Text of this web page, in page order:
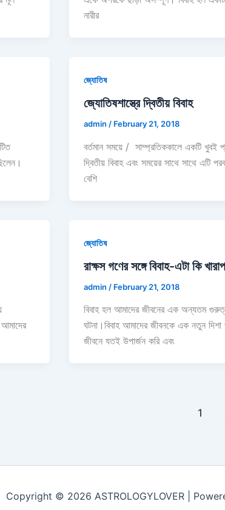
নারীর
জ্যোতিষ
জ্যোতিষশাস্ত্রে দ্বিতীয় বিবাহ
admin / February 21, 2018
বর্তমান সময়ে / সাম্প্রতিককালে একটি খুবই
দ্বিতীয় বিবাহ এবং সময়ের সাথে সাথে এটি
বেশি
জ্যোতিষ
রাক্ষস গণের সঙ্গে বিবাহ-এটা কি খারাপ
admin / February 21, 2018
বিবাহ হল আমাদের জীবনের এক অন্যতম
ঘটনা।বিবাহ আমাদের জীবনকে এক নতুন
জীবনে যতই উপার্জন করি এবং
1
Copyright © 2026 ASTROLOGYLOVER |